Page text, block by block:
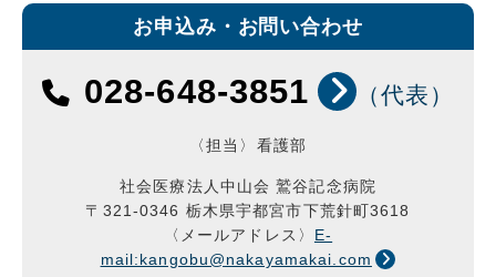
お申込み・お問い合わせ
028-648-3851 （代表）
〈担当〉看護部
社会医療法人中山会 鷲谷記念病院
〒321-0346 栃木県宇都宮市下荒針町3618
〈メールアドレス〉 E-
mail:kangobu@nakayamakai.com